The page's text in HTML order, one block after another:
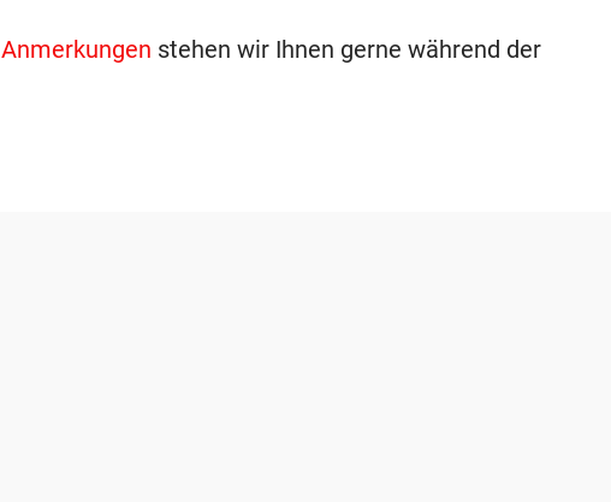
Anmerkungen stehen wir Ihnen gerne während der